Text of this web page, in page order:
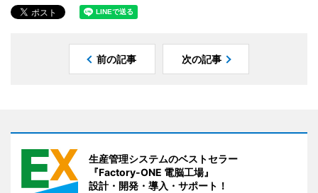
前の記事 次の記事
生産管理システムのベストセラー
『Factory-ONE 電脳工場』
設計・開発・導入・サポート！